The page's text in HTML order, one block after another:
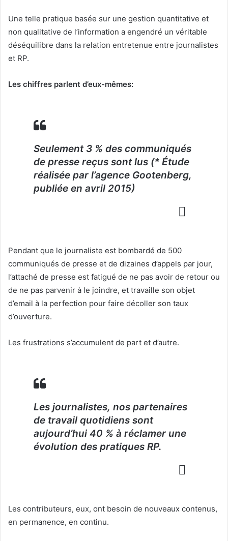
Une telle pratique basée sur une gestion quantitative et
non qualitative de l’information a engendré un véritable
déséquilibre dans la relation entretenue entre journalistes
et RP.
Les chiffres parlent d’eux-mêmes:
Seulement 3 % des communiqués
de presse reçus sont lus (* Étude
réalisée par l’agence Gootenberg,
publiée en avril 2015)
Pendant que le journaliste est bombardé de 500
communiqués de presse et de dizaines d’appels par jour,
l’attaché de presse est fatigué de ne pas avoir de retour ou
de ne pas parvenir à le joindre, et travaille son objet
d’email à la perfection pour faire décoller son taux
d’ouverture.
Les frustrations s’accumulent de part et d’autre.
Les journalistes, nos partenaires
de travail quotidiens sont
aujourd’hui 40 % à réclamer une
évolution des pratiques RP.
Les contributeurs, eux, ont besoin de nouveaux contenus,
en permanence, en continu.